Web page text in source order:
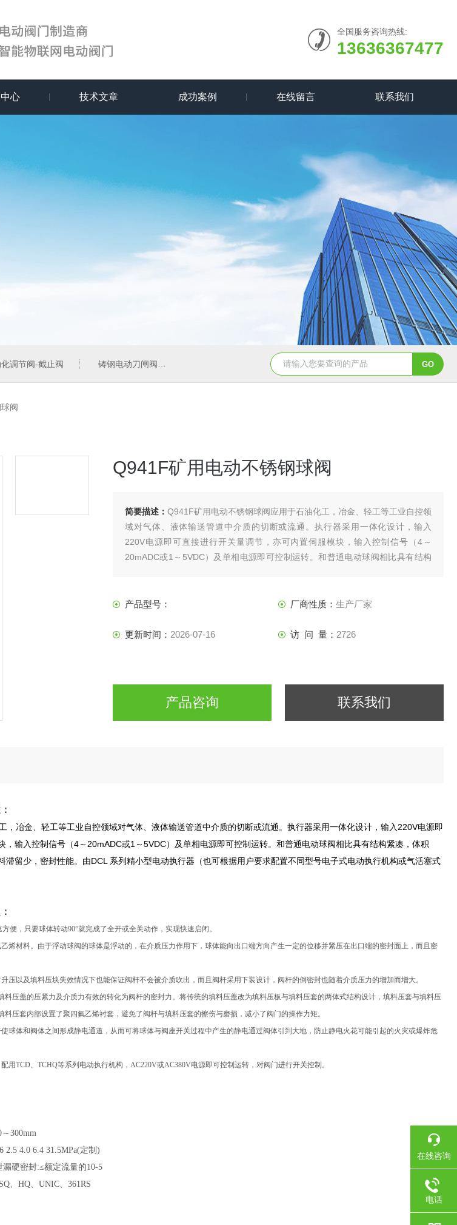
全国服务咨询热线:
13636367477
心 技术文章 成功案例 在线留言 联系我们
调节阀-截止阀 铸钢电动刀闸阀 造纸行业电动刀闸阀选型 dn200湖泉电动截止阀 一
阀
Q941F矿用电动不锈钢球阀
简要描述： Q941F矿用电动不锈钢球阀应用于石油化工，冶金、轻工等工业自控领
域对气体、液体输送管道中介质的切断或流通。执行器采用一体化设计，输入
220V电源即可直接进行开关量调节，亦可内置伺服模块，输入控制信号（4～
20mADC或1～5VDC）及单相电源即可控制运转。和普通电动球阀相比具有结构
产品型号： 厂商性质： 生产厂家
更新时间： 2026-07-16 访 问 量： 2726
产品咨询 联系我们
，冶金、轻工等工业自控领域对气体、液体输送管道中介质的切断或流通。执行器采用一体化设计，输入220V电源即
，输入控制信号（4～20mADC或1～5VDC）及单相电源即可控制运转。和普通电动球阀相比具有结构紧凑，体积
滞留少，密封性能。由DCL 系列精小型电动执行器（也可根据用户要求配置不同型号电子式电动执行机构或气活塞式
便，只要球体转动90°就完成了全开或全关动作，实现快速启闭。
烯材料。由于浮动球阀的球体是浮动的，在介质压力作用下，球体能向出口端方向产生一定的位移并紧压在出口端的密封面上，而且密
压以及填料压块失效情况下也能保证阀杆不会被介质吹出，而且阀杆采用下装设计，阀杆的倒密封也随着介质压力的增加而增大。
压盖的压紧力及介质力有效的转化为阀杆的密封力。将传统的填料压盖改为填料压板与填料压套的两体式结构设计，填料压套与填料压
压套内部设置了聚四氟乙烯衬套，避免了阀杆与填料压套的擦伤与磨损，减小了阀门的操作力矩。
球体和阀体之间形成静电通道，从而可将球体与阀座开关过程中产生的静电通过阀体引到大地，防止静电火花可能引起的火灾或爆炸危
用TCD、TCHQ等系列电动执行机构，AC220V或AC380V电源即可控制运转，对阀门进行开关控制。
300mm
2.5 4.0 6.4 31.5MPa(定制)
漏硬密封:≤额定流量的10-5
、HQ、UNIC、361RS
在线咨询
电话